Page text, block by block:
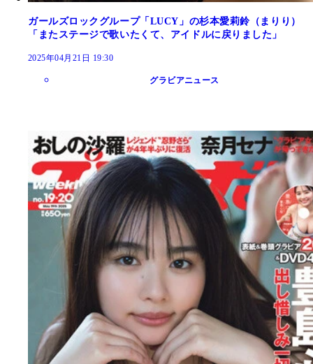
ガールズロックグループ「LUCY」の杉本愛莉鈴（まりり）
「またステージで歌いたくて、アイドルに戻りました」
2025年04月21日 19:30
グラビアニュース